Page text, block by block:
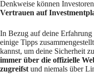
Denkweise können
Vertrauen auf
In Bezug auf deine
einige Tipps
kannst, um deine Sicherheit
immer über die offizielle
zugreifst und niemals über